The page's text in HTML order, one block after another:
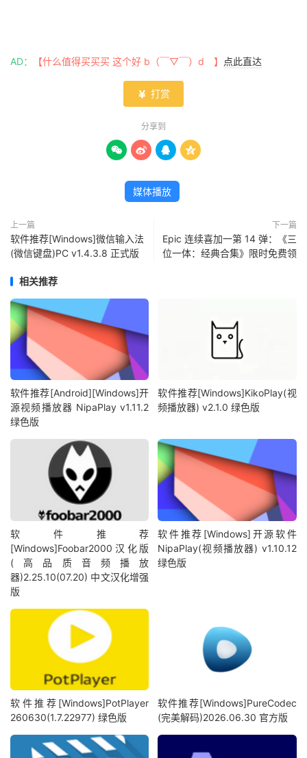
AD： 【什么值得买买买 这个好 b（￣▽￣）d 】 点此直达
 打赏
分享到
   
媒体播放
上一篇
软件推荐[Windows]微信输入法
(微信键盘)PC v1.4.3.8 正式版
下一篇
Epic 连续喜加一第 14 弹：《三
位一体：经典合集》限时免费领
相关推荐
软件推荐[Android][Windows]开
源视频播放器 NipaPlay v1.11.2
绿色版
软件推荐[Windows]KikoPlay(视
频播放器) v2.1.0 绿色版
软件推荐
[Windows]Foobar2000汉化版
(高品质音频播放
器)2.25.10(07.20) 中文汉化增强
版
软件推荐[Windows]开源软件
NipaPlay(视频播放器) v1.10.12
绿色版
软件推荐[Windows]PotPlayer
260630(1.7.22977) 绿色版
软件推荐[Windows]PureCodec
(完美解码)2026.06.30 官方版